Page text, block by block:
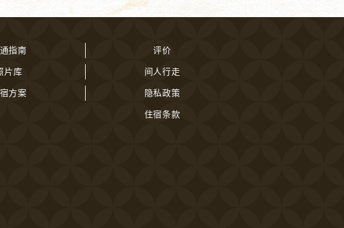
指南
片库
方案
评价
间人行走
隐私政策
住宿条款